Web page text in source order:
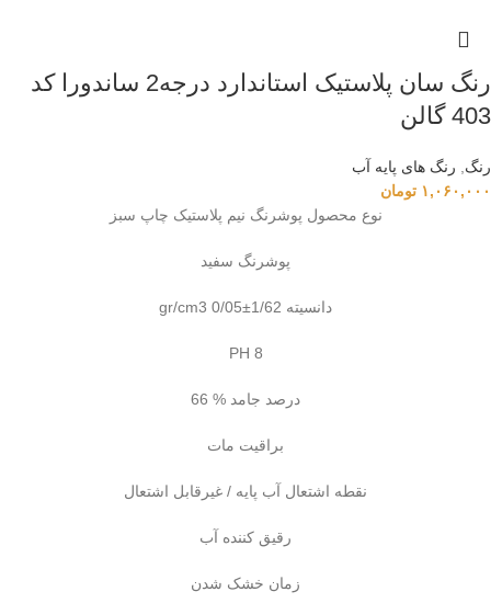
رنگ سان پلاستیک استاندارد درجه2 ساندورا کد
403 گالن
رنگ
رنگ‌ های پایه آب
۱,۰۶۰,۰۰۰ تومان
نوع محصول پوشرنگ نیم پلاستیک چاپ سبز
پوشرنگ سفید
دانسیته 1/62±0/05 gr/cm3
PH 8
درصد جامد % 66
براقیت مات
نقطه اشتعال آب پایه / غیرقابل اشتعال
رقیق کننده آب
زمان خشک شدن